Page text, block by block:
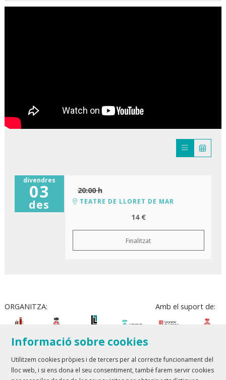
divendres
03
des
20:00 h
TEATRE DE LLORET DE MAR
14 €
Finalitzat
ORGANITZA: Amb el suport de:
Teatre Lloret de Mar| T 972 361 835
Informació sobre cookies
Utilitzem cookies pròpies i de tercers per al correcte funcionament del
lloc web, i si ens dona el seu consentiment, també farem servir cookies